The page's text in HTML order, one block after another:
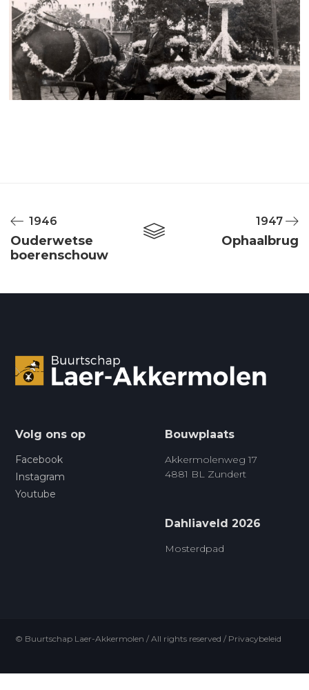
1946
Ouderwetse
boerenschouw
1947
Ophaalbrug
Volg ons op
Facebook
Instagram
Youtube
Bouwplaats
Akkermolenweg 17
4881 BL Zundert
Dahliaveld 2026
Mosterdpad
© Buurtschap Laer-Akkermolen / All rights reserved / Privacybeleid